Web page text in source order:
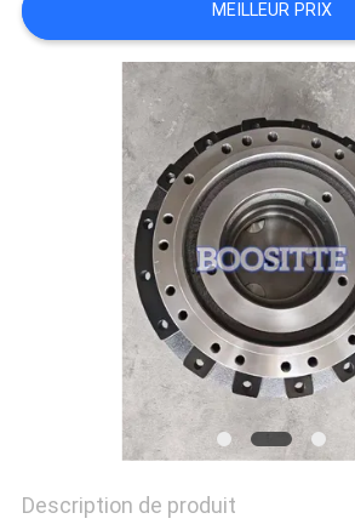
PRIVACY
MEILLEUR PRIX
Description de produit